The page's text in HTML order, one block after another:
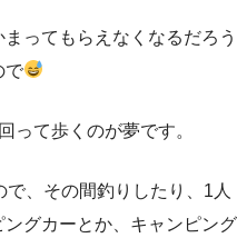
ってもらえなくなるだろう
で
って歩くのが夢です。
、その間釣りしたり、1人
グカーとか、キャンピング